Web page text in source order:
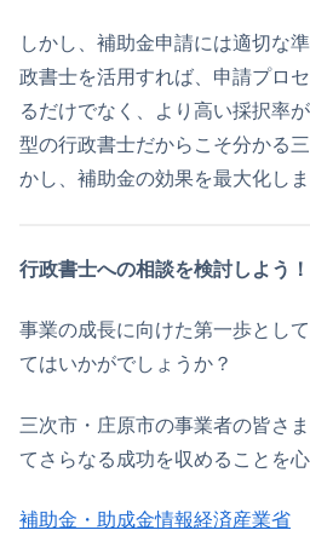
しかし、補助金申請には適切な
政書士を活用すれば、申請プロ
るだけでなく、より高い採択率
型の行政書士だからこそ分かる
かし、補助金の効果を最大化しま
行政書士への相談を検討しよう！
事業の成長に向けた第一歩とし
てはいかがでしょうか？
三次市・庄原市の事業者の皆さ
てさらなる成功を収めることを
補助金・助成金情報経済産業省